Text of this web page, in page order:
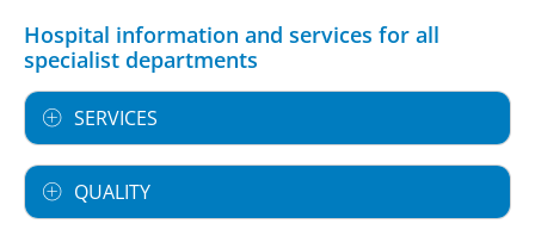
Hospital information and services for all
specialist departments
SERVICES
QUALITY